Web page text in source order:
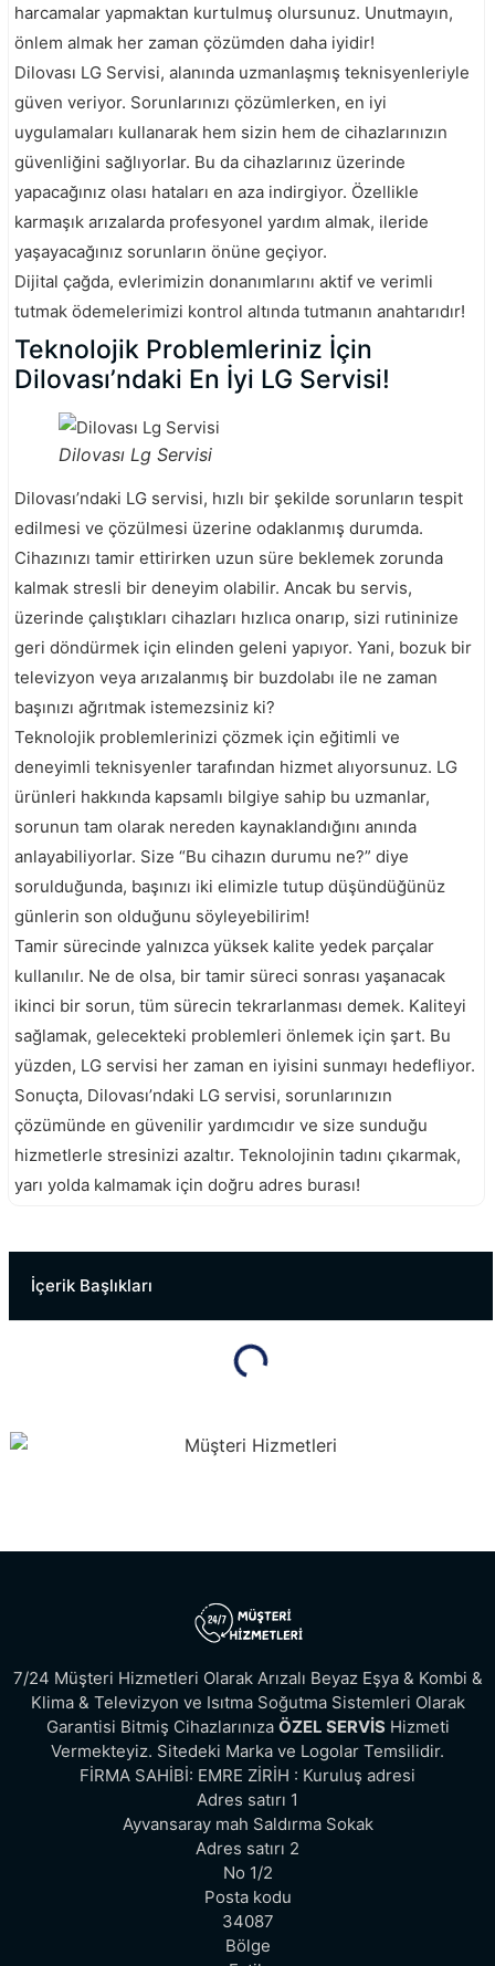
harcamalar yapmaktan kurtulmuş olursunuz. Unutmayın,
önlem almak her zaman çözümden daha iyidir!
Dilovası LG Servisi, alanında uzmanlaşmış teknisyenleriyle
güven veriyor. Sorunlarınızı çözümlerken, en iyi
uygulamaları kullanarak hem sizin hem de cihazlarınızın
güvenliğini sağlıyorlar. Bu da cihazlarınız üzerinde
yapacağınız olası hataları en aza indirgiyor. Özellikle
karmaşık arızalarda profesyonel yardım almak, ileride
yaşayacağınız sorunların önüne geçiyor.
Dijital çağda, evlerimizin donanımlarını aktif ve verimli
tutmak ödemelerimizi kontrol altında tutmanın anahtarıdır!
Teknolojik Problemleriniz İçin
Dilovası’ndaki En İyi LG Servisi!
Dilovası Lg Servisi
Dilovası’ndaki LG servisi, hızlı bir şekilde sorunların tespit
edilmesi ve çözülmesi üzerine odaklanmış durumda.
Cihazınızı tamir ettirirken uzun süre beklemek zorunda
kalmak stresli bir deneyim olabilir. Ancak bu servis,
üzerinde çalıştıkları cihazları hızlıca onarıp, sizi rutininize
geri döndürmek için elinden geleni yapıyor. Yani, bozuk bir
televizyon veya arızalanmış bir buzdolabı ile ne zaman
başınızı ağrıtmak istemezsiniz ki?
Teknolojik problemlerinizi çözmek için eğitimli ve
deneyimli teknisyenler tarafından hizmet alıyorsunuz. LG
ürünleri hakkında kapsamlı bilgiye sahip bu uzmanlar,
sorunun tam olarak nereden kaynaklandığını anında
anlayabiliyorlar. Size “Bu cihazın durumu ne?” diye
sorulduğunda, başınızı iki elimizle tutup düşündüğünüz
günlerin son olduğunu söyleyebilirim!
Tamir sürecinde yalnızca yüksek kalite yedek parçalar
kullanılır. Ne de olsa, bir tamir süreci sonrası yaşanacak
ikinci bir sorun, tüm sürecin tekrarlanması demek. Kaliteyi
sağlamak, gelecekteki problemleri önlemek için şart. Bu
yüzden, LG servisi her zaman en iyisini sunmayı hedefliyor.
Sonuçta, Dilovası’ndaki LG servisi, sorunlarınızın
çözümünde en güvenilir yardımcıdır ve size sunduğu
hizmetlerle stresinizi azaltır. Teknolojinin tadını çıkarmak,
yarı yolda kalmamak için doğru adres burası!
İçerik Başlıkları
7/24 Müşteri Hizmetleri Olarak Arızalı Beyaz Eşya & Kombi &
Klima & Televizyon ve Isıtma Soğutma Sistemleri Olarak
Garantisi Bitmiş Cihazlarınıza ÖZEL SERVİSHizmeti
Vermekteyiz. Sitedeki Marka ve Logolar Temsilidir.
FİRMA SAHİBİ: EMRE ZİRİH : Kuruluş adresi
Adres satırı 1
Ayvansaray mah Saldırma Sokak
Adres satırı 2
No 1/2
Posta kodu
34087
Bölge